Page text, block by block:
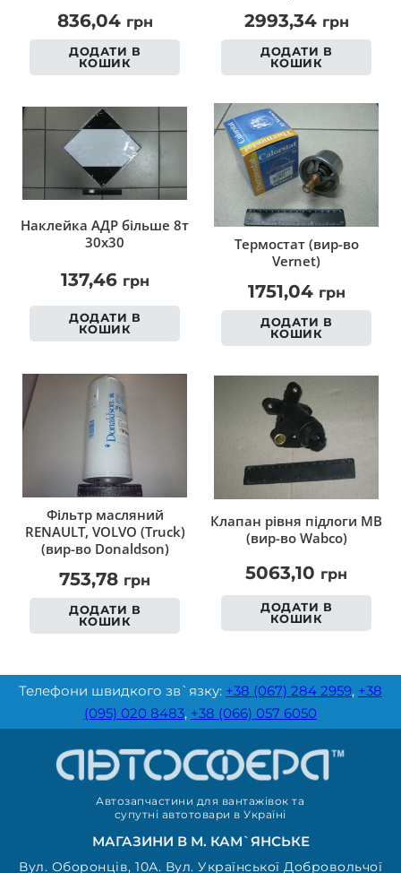
836,04 грн
ДОДАТИ В
КОШИК
2993,34 грн
ДОДАТИ В
КОШИК
Наклейка АДР більше 8т
30х30
137,46 грн
ДОДАТИ В
КОШИК
Термостат (вир-во
Vernet)
1751,04 грн
ДОДАТИ В
КОШИК
Фільтр масляний
RENAULT, VOLVO (Truck)
(вир-во Donaldson)
753,78 грн
ДОДАТИ В
КОШИК
Клапан рівня підлоги MB
(вир-во Wabco)
5063,10 грн
ДОДАТИ В
КОШИК
Телефони швидкого зв`язку: +38 (067) 284 2959, +38
(095) 020 8483, +38 (066) 057 6050
Автозапчастини для вантажівок та
супутні автотовари в Україні
МАГАЗИНИ В М. КАМ`ЯНСЬКЕ
Вул. Оборонців, 10А. Вул. Української Добровольчої